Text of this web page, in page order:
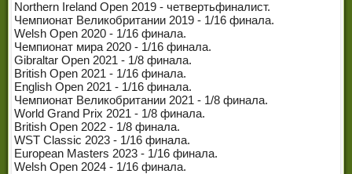
Northern Ireland Open 2019 - четвертьфиналист.
Чемпионат Великобритании 2019 - 1/16 финала.
Welsh Open 2020 - 1/16 финала.
Чемпионат мира 2020 - 1/16 финала.
Gibraltar Open 2021 - 1/8 финала.
British Open 2021 - 1/16 финала.
English Open 2021 - 1/16 финала.
Чемпионат Великобритании 2021 - 1/8 финала.
World Grand Prix 2021 - 1/8 финала.
British Open 2022 - 1/8 финала.
WST Classic 2023 - 1/16 финала.
European Masters 2023 - 1/16 финала.
Welsh Open 2024 - 1/16 финала.